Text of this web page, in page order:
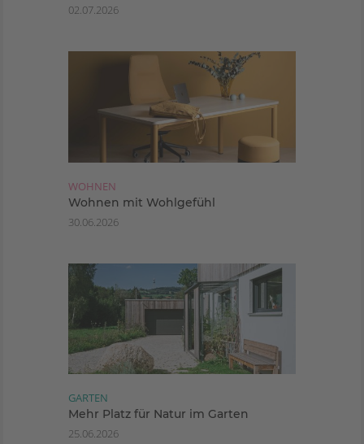
02.07.2026
WOHNEN
Wohnen mit Wohlgefühl
30.06.2026
GARTEN
Mehr Platz für Natur im Garten
25.06.2026